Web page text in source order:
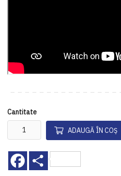
Cantitate
ADAUGĂ ÎN COȘ
Facebook